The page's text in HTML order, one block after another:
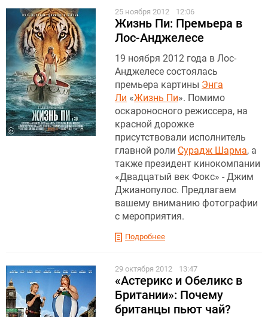
25 ноября 2012 12:06
Жизнь Пи: Премьера в
Лос-Анджелесе
19 ноября 2012 года в Лос-
Анджелесе состоялась
премьера картины Энга
Ли «Жизнь Пи». Помимо
оскароносного режиссера, на
красной дорожке
присутствовали исполнитель
главной роли Сурадж Шарма, а
также президент кинокомпании
«Двадцатый век Фокс» - Джим
Джианопулос. Предлагаем
вашему вниманию фотографии
с мероприятия.
Подробнее
29 октября 2012 13:47
«Астерикс и Обеликс в
Британии»: Почему
британцы пьют чай?